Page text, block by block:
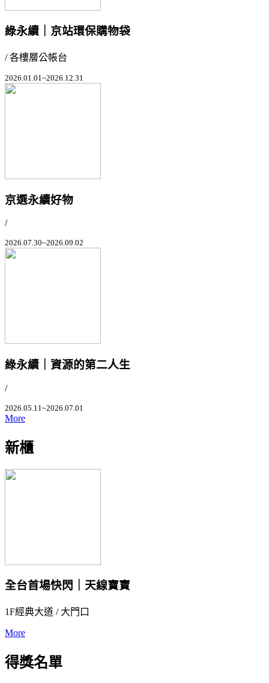
綠永續｜京站環保購物袋
/ 各樓層公帳台
2026.01.01~2026.12.31
京選永續好物
/
2026.07.30~2026.09.02
綠永續｜資源的第二人生
/
2026.05.11~2026.07.01
More
新櫃
全台首場快閃｜天線寶寶
1F經典大道 / 大門口
More
得獎名單